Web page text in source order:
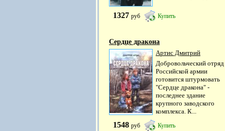
1327 руб Купить
Сердце дракона
Артис Дмитрий
Добровольческий отряд
Российской армии
готовится штурмовать
"Сердце дракона" -
последнее здание
крупного заводского
комплекса. К...
1548 руб Купить